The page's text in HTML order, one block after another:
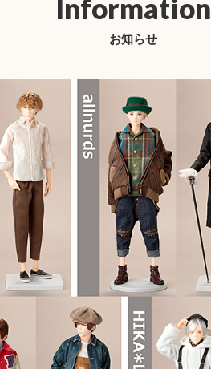
Information
お知らせ